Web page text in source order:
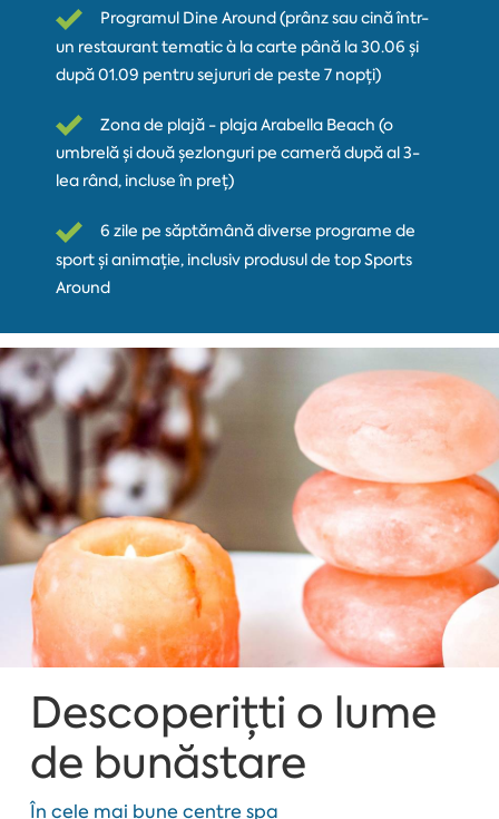
Programul Dine Around (prânz sau cină într-
un restaurant tematic à la carte până la 30.06 și
după 01.09 pentru sejururi de peste 7 nopți)
Zona de plajă - plaja Arabella Beach (o
umbrelă și două șezlonguri pe cameră după al 3-
lea rând, incluse în preț)
6 zile pe săptămână diverse programe de
sport și animație, inclusiv produsul de top Sports
Around
Descoperițti o lume
de bunăstare
În cele mai bune centre spa